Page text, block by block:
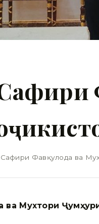
Фавқулода ва
ва Мухтори